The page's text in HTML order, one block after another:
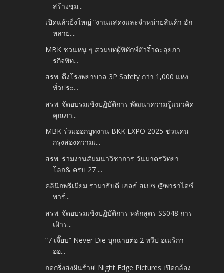
สร้างชุม...
เปิดแล้วยิ่งใหญ่ “งานแสดงและจำหน่ายสินค้า ฮัก
หลาย....
MBK ชวนหนู ๆ สวมบทผู้พิทักษ์ตัวจิ๋วตะลุยภา
รกิจพิท...
สรพ. ดึงโรงพยาบาล 3P Safety กว่า 1,000 แห่ง
ทั่วประ...
สรพ. จัดอบรมเชิงปฏิบัติการ พัฒนาความรู้แนวคิด
คุณภา...
MBK ร่วมออกบูทงาน BKK EXPO 2025 ชวนคน
กรุงส่องความเ...
สรพ. ร่วมงานสัมมนาวิชาการ วันมาตรวิทยา
โลก& ครบ 27 ...
คลินิกพรีเมียม รามาธิบดี เฮลธ์ สเปซ @พาราไดซ์
พาร์...
สรพ. จัดอบรมเชิงปฏิบัติการ หลักสูตร SS048 การ
เฝ้าร...
“7 เจี๊ยบ” Never Die บุกฉายต่อ 2 ทวีป อเมริกา -
ออ...
กดกริ่งส่งฝันร้าย! Night Edge Pictures เปิดกล้อง